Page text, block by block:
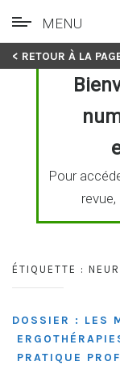
Skip
MENU
< RETOUR À LA
Pour
ÉTIQUETTE :
DOSSIER : LES
PRATIQUE